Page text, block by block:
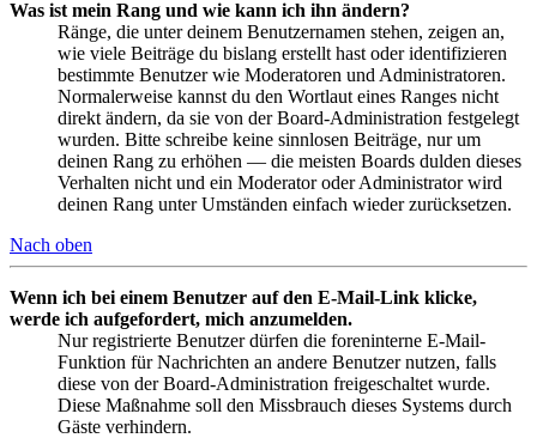
Was ist mein Rang und wie kann ich ihn ändern?
Ränge, die unter deinem Benutzernamen stehen, zeigen an,
wie viele Beiträge du bislang erstellt hast oder identifizieren
bestimmte Benutzer wie Moderatoren und Administratoren.
Normalerweise kannst du den Wortlaut eines Ranges nicht
direkt ändern, da sie von der Board-Administration festgelegt
wurden. Bitte schreibe keine sinnlosen Beiträge, nur um
deinen Rang zu erhöhen — die meisten Boards dulden dieses
Verhalten nicht und ein Moderator oder Administrator wird
deinen Rang unter Umständen einfach wieder zurücksetzen.
Nach oben
Wenn ich bei einem Benutzer auf den E-Mail-Link klicke,
werde ich aufgefordert, mich anzumelden.
Nur registrierte Benutzer dürfen die foreninterne E-Mail-
Funktion für Nachrichten an andere Benutzer nutzen, falls
diese von der Board-Administration freigeschaltet wurde.
Diese Maßnahme soll den Missbrauch dieses Systems durch
Gäste verhindern.